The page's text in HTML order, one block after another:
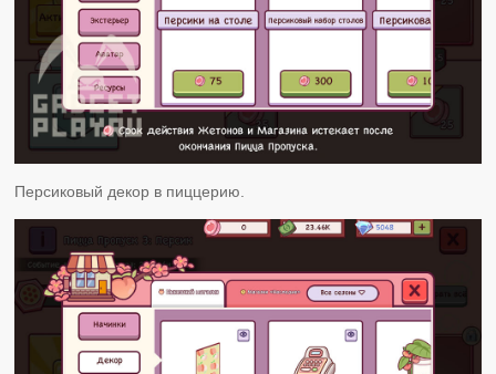
Персиковый декор в пиццерию.